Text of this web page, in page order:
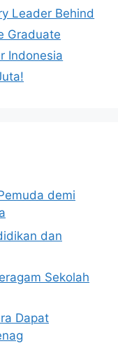
Leader Behind
Graduate
Indonesia
demi
dan
Sekolah
Dapat